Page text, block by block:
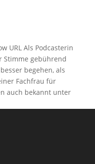
URL Als Podcasterin
Stimme gebührend
begehen, als
Fachfrau für
auch bekannt unter